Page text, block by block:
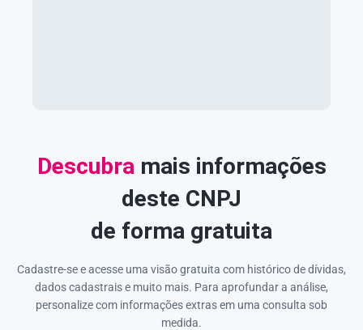
Descubra mais informações
deste CNPJ
de forma gratuita
Cadastre-se e acesse uma visão gratuita com histórico de dívidas,
dados cadastrais e muito mais. Para aprofundar a análise,
personalize com informações extras em uma consulta sob
medida.